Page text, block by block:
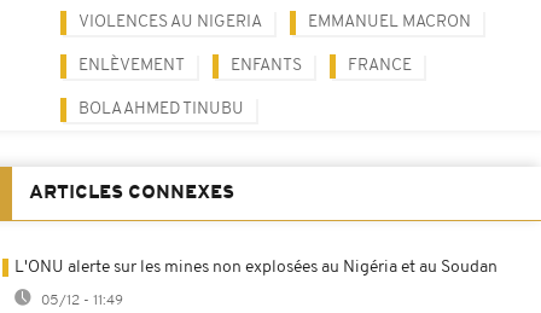
VIOLENCES AU NIGERIA EMMANUEL MACRON
ENLÈVEMENT ENFANTS FRANCE
BOLA AHMED TINUBU
ARTICLES CONNEXES
L'ONU alerte sur les mines non explosées au Nigéria et au Soudan
05/12 - 11:49